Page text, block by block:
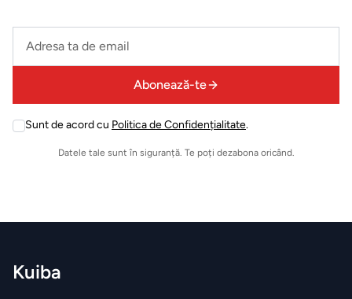
this
Leave
Abonează-te
Sunt de acord cu Politica de Confidențialitate.
Datele tale sunt în siguranță. Te poți dezabona oricând.
Kuiba